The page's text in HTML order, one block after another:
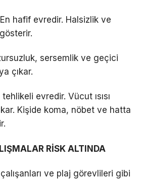
En hafif evredir. Halsizlik ve
sersemlik ve geçici
çıkar.
evredir. Vücut ısısı
Kişide koma, nöbet ve hatta
RİSK ALTINDA
ve plaj görevlileri gibi